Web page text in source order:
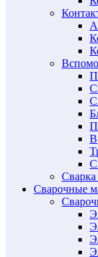
Сварка
Сварочные